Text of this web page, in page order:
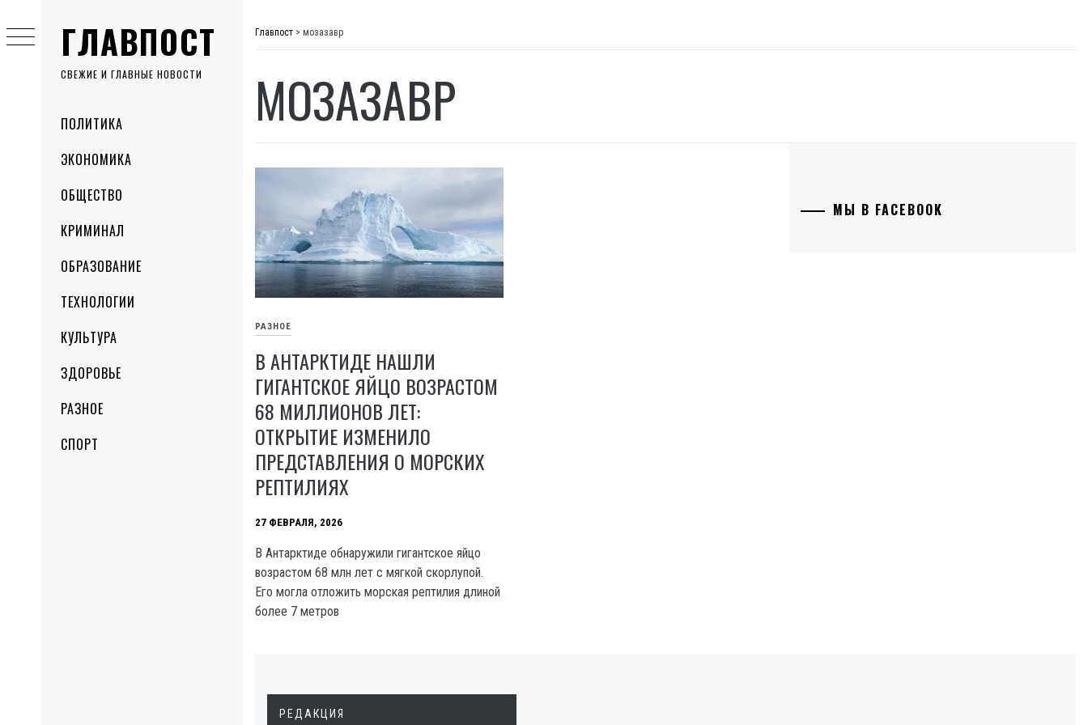
ГЛАВПОСТ
СВЕЖИЕ И ГЛАВНЫЕ НОВОСТИ
MenuПОЛИТИКА
ЭКОНОМИКА
ОБЩЕСТВО
КРИМИНАЛ
ОБРАЗОВАНИЕ
ТЕХНОЛОГИИ
КУЛЬТУРА
ЗДОРОВЬЕ
РАЗНОЕ
СПОРТ
to
content
Главпост > мозазавр
МОЗАЗАВР
РАЗНОЕ
В АНТАРКТИДЕ НАШЛИ
ГИГАНТСКОЕ ЯЙЦО ВОЗРАСТОМ
68 МИЛЛИОНОВ ЛЕТ:
ОТКРЫТИЕ ИЗМЕНИЛО
ПРЕДСТАВЛЕНИЯ О МОРСКИХ
РЕПТИЛИЯХ
27 ФЕВРАЛЯ, 2026
В Антарктиде обнаружили гигантское яйцо
возрастом 68 млн лет с мягкой скорлупой.
Его могла отложить морская рептилия длиной
более 7 метров
МЫ В FACEBOOK
РЕДАКЦИЯ